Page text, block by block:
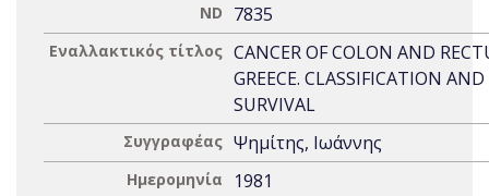
ND 7835
Εναλλακτικός τίτλος CANCER OF COLON AND
GREECE. CLASSIFICATION AND
SURVIVAL
Συγγραφέας Ψημίτης, Ιωάννης
Ημερομηνία 1981